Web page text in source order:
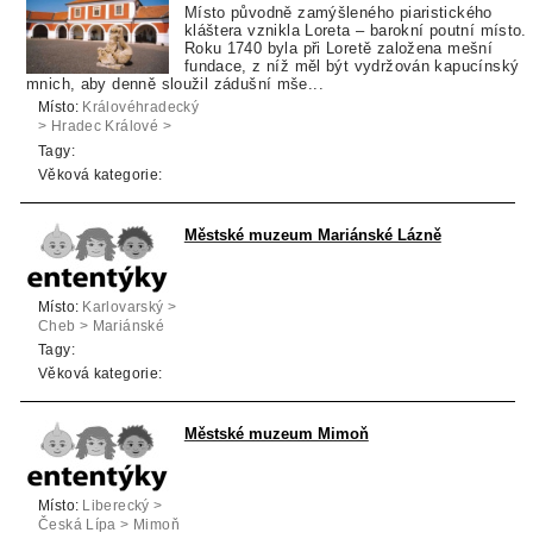
Místo původně zamýšleného piaristického
kláštera vznikla Loreta – barokní poutní místo.
Roku 1740 byla při Loretě založena mešní
fundace, z níž měl být vydržován kapucínský
mnich, aby denně sloužil zádušní mše...
Místo: Královéhradecký
> Hradec Králové >
Chlumec nad Cidlinou
Tagy:
Věková kategorie:
Městské muzeum Mariánské Lázně
Místo: Karlovarský >
Cheb > Mariánské
Lázně
Tagy:
Věková kategorie:
Městské muzeum Mimoň
Místo:
Liberecký >
Česká Lípa > Mimoň